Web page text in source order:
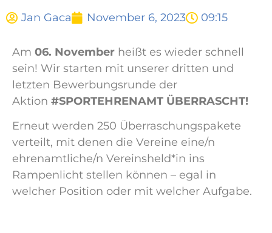
Jan Gaca November 6, 2023 09:15
Am 06. November heißt es wieder schnell
sein! Wir starten mit unserer dritten und
letzten Bewerbungsrunde der
Aktion #SPORTEHRENAMT ÜBERRASCHT!
Erneut werden 250 Überraschungspakete
verteilt, mit denen die Vereine eine/n
ehrenamtliche/n Vereinsheld*in ins
Rampenlicht stellen können – egal in
welcher Position oder mit welcher Aufgabe.